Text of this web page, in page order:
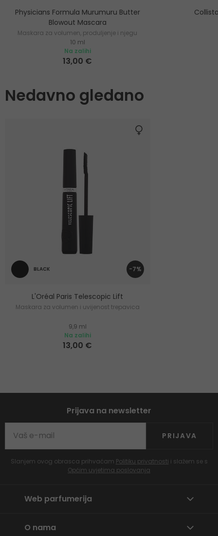
Physicians Formula Murumuru Butter
Blowout Mascara
Maskara za volumen, produljenje i njegu
trepavica
10 ml
Na zalihi
13,00 €
Nedavno gledano
-7%
BLACK
L'Oréal Paris Telescopic Lift
Maskara za volumen i uvijenost trepavica
9,9 ml
Na zalihi
13,00 €
Prijava na newsletter
PRIJAVA
Slanjem ovog obrasca prihvaćam Politiku privatnosti i slažem se s
Općim uvjetima poslovanja
Web parfumerija
O nama